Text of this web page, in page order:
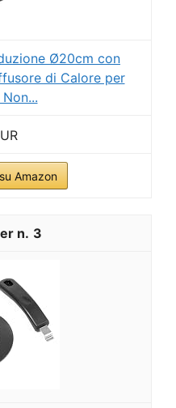
Ø20cm con
di Calore per
Amazon
3